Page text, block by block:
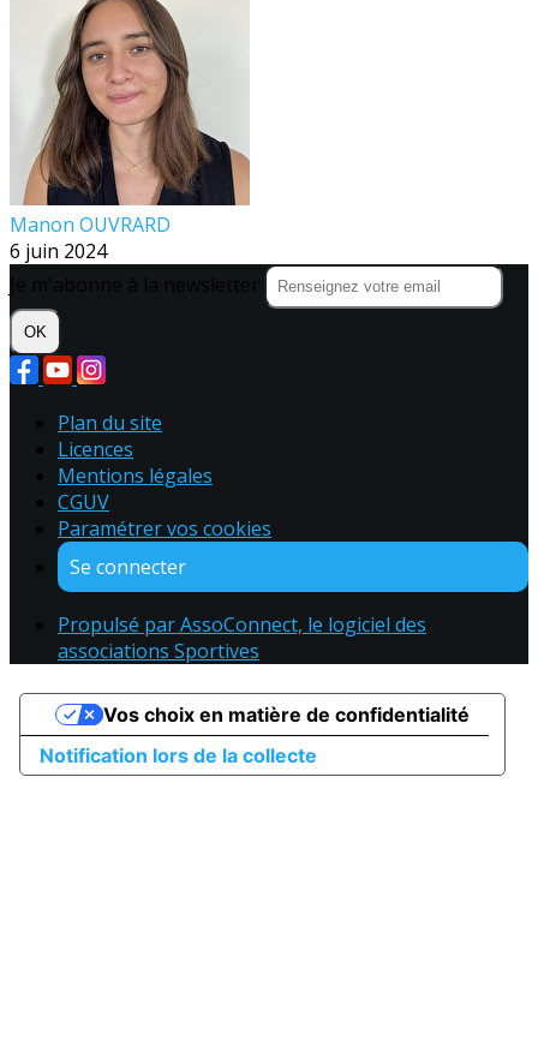
Manon OUVRARD
6 juin 2024
OK
Plan du site
Licences
Mentions légales
CGUV
Paramétrer vos cookies
Se connecter
Propulsé par AssoConnect, le logiciel des
associations Sportives
Notification lors de la collecte
Vos choix en matière de confidentialité